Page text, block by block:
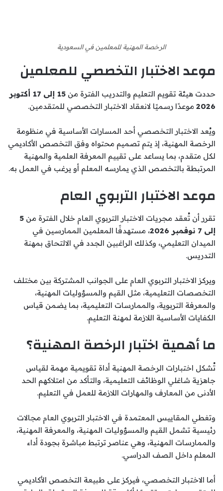
الرخصة المهنية للمعلمين في السعودية
موعد الاختبار التخصصي للمعلمين
حددت هيئة تقويم التعليم والتدريب الفترة من
15 إلى 17 أكتوبر
2026 موعدًا رسميًا لانعقاد الاختبار التخصصي للمتقدمين.
ويُعد الاختبار التخصصي أحد المسارات الأساسية في منظومة
الرخصة المهنية، إذ يتم تصميم محتواه وفق التخصص الأكاديمي
لكل متقدم، بما يساعد على تقييم المعرفة العلمية والمهنية
المرتبطة بالتخصص الذي يمارسه المعلم أو يرغب في العمل به.
موعد الاختبار التربوي العام
تقرر أن تُعقد مجريات الاختبار التربوي العام خلال الفترة من 5
إلى 7 نوفمبر 2026
، مستهدفًا المعلمين الممارسين في
الميدان التعليمي، وكذلك الراغبين الجدد في الالتحاق بمهنة
التدريس.
ويركز الاختبار التربوي العام على الجوانب المشتركة بين مختلف
التخصصات التعليمية، مثل القيم والمسؤوليات المهنية،
والمعرفة التربوية، والممارسات التعليمية، بما يضمن قياس
الكفايات الأساسية اللازمة لمهنة التعليم.
ما أهمية اختبار الرخصة المهنية؟
تُشكل اختبارات الرخصة المهنية أداة تقويمية مهمة لقياس
جاهزية شاغلي الوظائف التعليمية، والتأكد من امتلاكهم الحد
الأدنى من المعارف والمهارات اللازمة للعمل في التعليم.
وتغطي المقاييس المعتمدة في الاختبار التربوي العام مجالات
رئيسية تشمل القيم والمسؤوليات المهنية، والمعرفة المهنية،
والممارسات المهنية، وهي عناصر ترتبط مباشرة بجودة أداء
المعلم داخل الصف الدراسي.
أما الاختبار التخصصي، فيركز على طبيعة التخصص الأكاديمي